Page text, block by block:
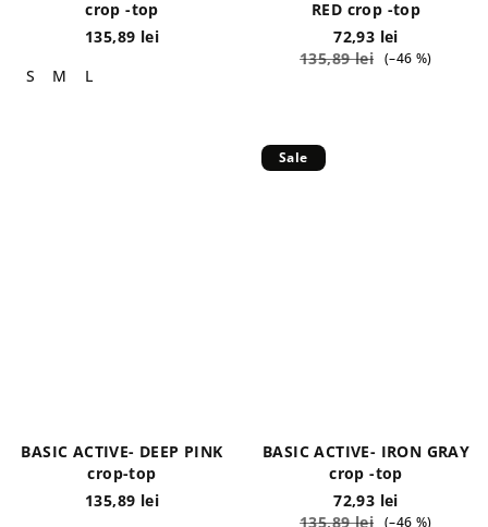
crop -top
135,89 lei
S
M L
RED crop -top
72,93 lei
135,89 lei (–46 %)
BASIC ACTIVE- DEEP PINK
crop-top
135,89 lei
Sale
BASIC ACTIVE- IRON GRAY
crop -top
72,93 lei
135,89 lei (–46 %)